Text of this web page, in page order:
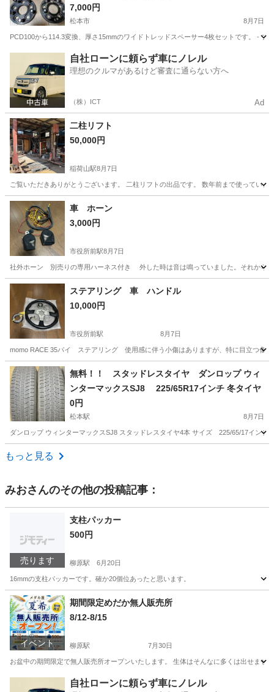
7,000円
松本市 8月7日
PCD100から114.3変換、厚さ15mmのワイドトレッドスペーサー4枚セットです。 - ブ
車のパーツ
自社ローンに頼らず車にノレル
理想のクルマがあるけど審査に通らない方へ
（株）ICT Ad
二柱リフト
50,000円
稲荷山駅8月7日
ご覧いただきありがとうございます。 二柱リフトの出品です。 数年前まで使ってい
長野 長野市 稲荷山駅
車 ホーン
3,000円
市役所前駅8月7日
社外ホーン 別売りの専用ハーネス付き 外した時は音は鳴っていました。それから
長野 長野市 市役所前駅 その他
ステアリング 車 ハンドル
10,000円
市役所前駅 8月7日
momo RACE 35パイ ステアリング 使用感に伴う小傷はありますが、特に目立つ
長野 長野市 市役所前駅 内装、インテリア
無料！！ スタッドレスタイヤ ダンロップ ウィ
ンターマックスSJ8 225/65R17インチ 冬タイヤ
0円
松本駅 8月7日
ダンロップ ウィンターマックスSJ8 スタッドレスタイヤ4本 サイズ 225/65/17イン
長野 松本市
もっと見る
みおさんのその他の投稿記事：
売ります
支柱パッカー
500円
柳原駅 6月20日
16mmの支柱パッカーです。確か20個位あったと思います。
長野 長野市 柳原駅 その他 パッカー
イベント
期間限定めだか無人販売所
8/12-8/15
柳原駅 7月30日
お盆中の期間限定で無人販売所オープンいたします。 生体はそんなに多くは出せま
柳原駅 その他 無人販売
自社ローンに頼らず車にノレル